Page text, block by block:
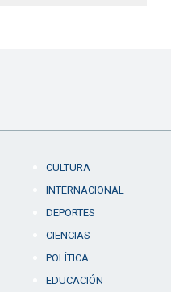
CULTURA
INTERNACIONAL
DEPORTES
CIENCIAS
POLÍTICA
EDUCACIÓN